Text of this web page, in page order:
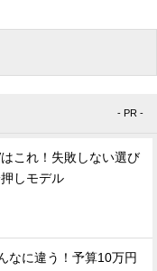
- PR -
これ！失敗しない選び
しモデル
なに違う！予算10万円